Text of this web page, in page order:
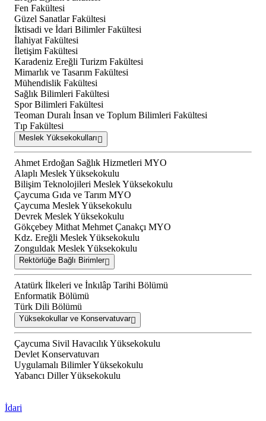
Fen Fakültesi
Güzel Sanatlar Fakültesi
İktisadi ve İdari Bilimler Fakültesi
İlahiyat Fakültesi
İletişim Fakültesi
Karadeniz Ereğli Turizm Fakültesi
Mimarlık ve Tasarım Fakültesi
Mühendislik Fakültesi
Sağlık Bilimleri Fakültesi
Spor Bilimleri Fakültesi
Teoman Duralı İnsan ve Toplum Bilimleri Fakültesi
Tıp Fakültesi
Meslek Yüksekokulları
Ahmet Erdoğan Sağlık Hizmetleri MYO
Alaplı Meslek Yüksekokulu
Bilişim Teknolojileri Meslek Yüksekokulu
Çaycuma Gıda ve Tarım MYO
Çaycuma Meslek Yüksekokulu
Devrek Meslek Yüksekokulu
Gökçebey Mithat Mehmet Çanakçı MYO
Kdz. Ereğli Meslek Yüksekokulu
Zonguldak Meslek Yüksekokulu
Rektörlüğe Bağlı Birimler
Atatürk İlkeleri ve İnkılâp Tarihi Bölümü
Enformatik Bölümü
Türk Dili Bölümü
Yüksekokullar ve Konservatuvar
Çaycuma Sivil Havacılık Yüksekokulu
Devlet Konservatuvarı
Uygulamalı Bilimler Yüksekokulu
Yabancı Diller Yüksekokulu
İdari